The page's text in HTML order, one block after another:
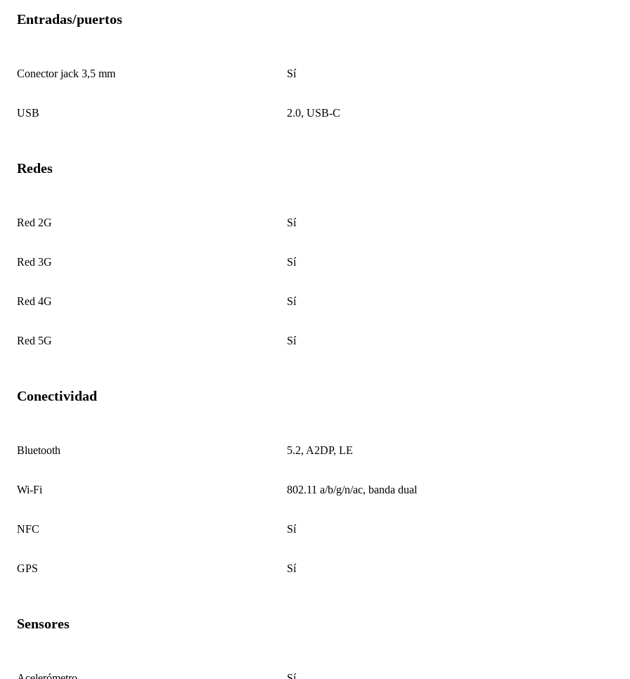
Entradas/puertos
Conector jack 3,5 mm Sí
USB 2.0, USB-C
Redes
Red 2G Sí
Red 3G Sí
Red 4G Sí
Red 5G Sí
Conectividad
Bluetooth 5.2, A2DP, LE
Wi-Fi 802.11 a/b/g/n/ac, banda dual
NFC Sí
GPS Sí
Sensores